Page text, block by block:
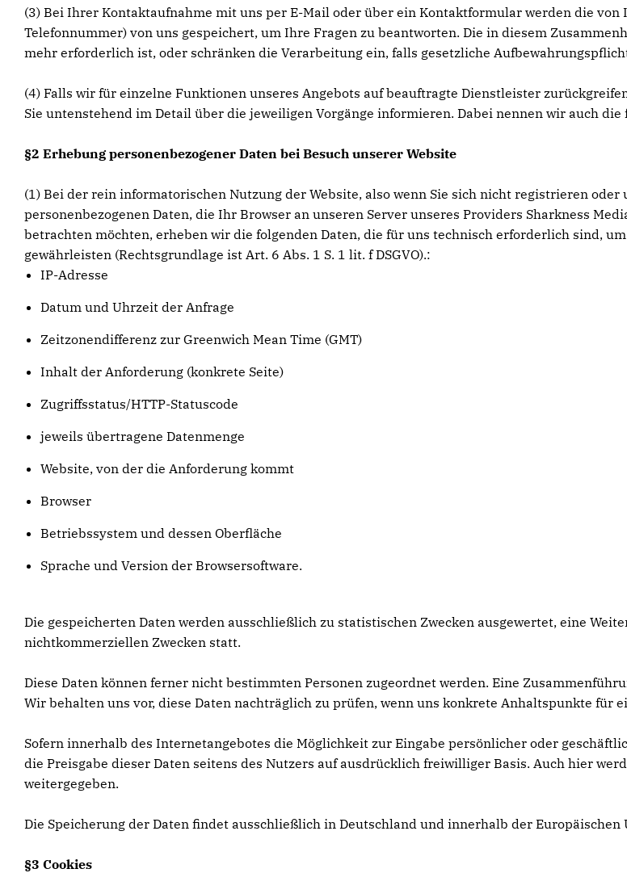
(3) Bei Ihrer Kontaktaufnahme mit uns per E-Mail oder über ein Kontaktformular werden die
Telefonnummer) von uns gespeichert, um Ihre Fragen zu beantworten. Die in diesem
mehr erforderlich ist, oder schränken die Verarbeitung ein, falls gesetzliche
(4) Falls wir für einzelne Funktionen unseres Angebots auf beauftragte Dienstleister
Sie untenstehend im Detail über die jeweiligen Vorgänge informieren. Dabei nennen wir auch
§2 Erhebung personenbezogener Daten bei Besuch unserer Website
(1) Bei der rein informatorischen Nutzung der Website, also wenn Sie sich nicht registrieren
personenbezogenen Daten, die Ihr Browser an unseren Server unseres Providers Sharkness
betrachten möchten, erheben wir die folgenden Daten, die für uns technisch erforderlich sind,
gewährleisten (Rechtsgrundlage ist Art. 6 Abs. 1 S. 1 lit. f DSGVO).:
IP-Adresse
Datum und Uhrzeit der Anfrage
Zeitzonendifferenz zur Greenwich Mean Time (GMT)
Inhalt der Anforderung (konkrete Seite)
Zugriffsstatus/HTTP-Statuscode
jeweils übertragene Datenmenge
Website, von der die Anforderung kommt
Browser
Betriebssystem und dessen Oberfläche
Sprache und Version der Browsersoftware.
Die gespeicherten Daten werden ausschließlich zu statistischen Zwecken ausgewertet, eine
nichtkommerziellen Zwecken statt.
Diese Daten können ferner nicht bestimmten Personen zugeordnet werden. Eine
Wir behalten uns vor, diese Daten nachträglich zu prüfen, wenn uns konkrete Anhaltspunkte für
Sofern innerhalb des Internetangebotes die Möglichkeit zur Eingabe persönlicher oder
die Preisgabe dieser Daten seitens des Nutzers auf ausdrücklich freiwilliger Basis. Auch hier
weitergegeben.
Die Speicherung der Daten findet ausschließlich in Deutschland und innerhalb der Europäischen
§3 Cookies